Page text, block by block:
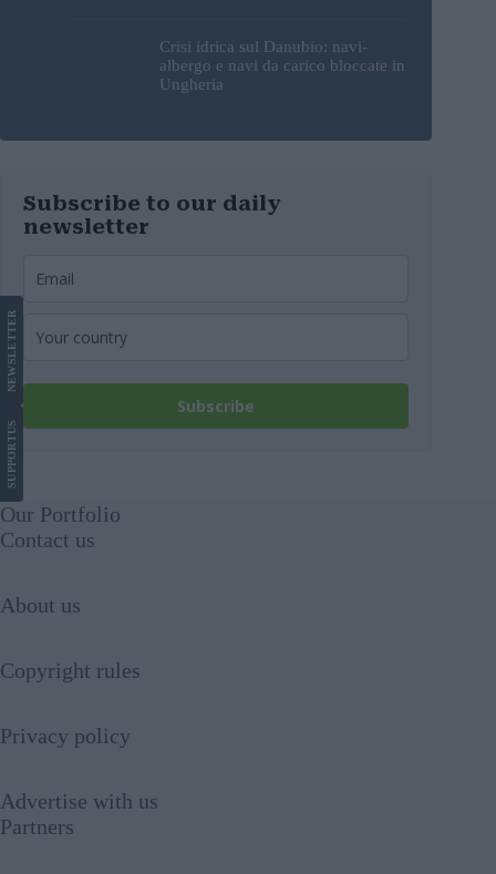
Crisi idrica sul Danubio: navi-
albergo e navi da carico bloccate in
Ungheria
Subscribe to our daily
newsletter
Subscribe
SUPPORT
US
NEWS
LETTER
Our Portfolio
Contact us
About us
Copyright rules
Privacy policy
Advertise with us
Partners